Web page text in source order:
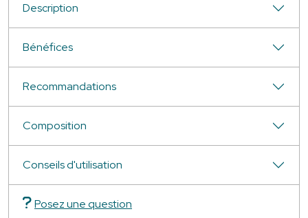
Description
Bénéfices
Recommandations
Composition
Conseils d'utilisation
Posez une question